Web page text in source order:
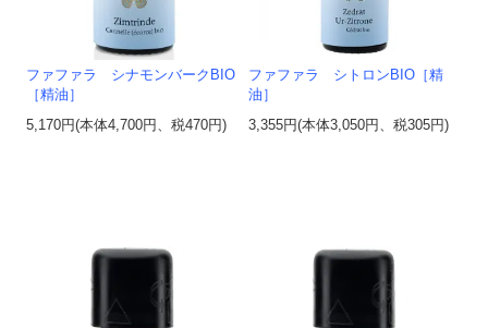
ファファラ シナモンバークBIO
［精油］
5,170円(本体4,700円、税470円)
ファファラ シトロンBIO［精
油］
3,355円(本体3,050円、税305円)